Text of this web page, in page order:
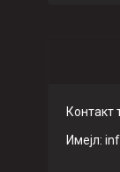
Контакт
Имeјл: